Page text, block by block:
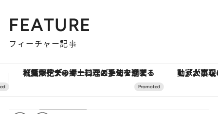
FEATURE
フィーチャー記事
「大事なのは地域の意識を変えること」。ロレックス賞受賞の自然保護活動家が実現させたナイジェリアの自然環境の復活 ヴァシュロン・コンスタンタ